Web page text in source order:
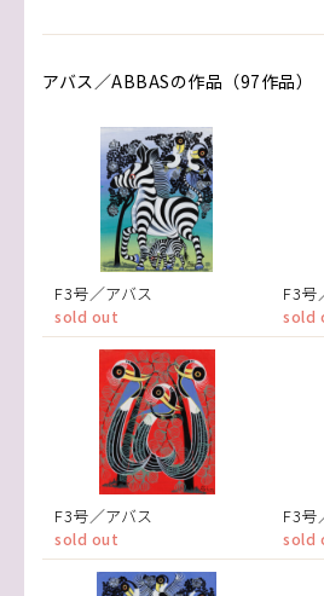
アバス／ABBASの作品（97作品）
F3号／アバス
sold out
F3号
sold
F3号／アバス
sold out
F3号
sold